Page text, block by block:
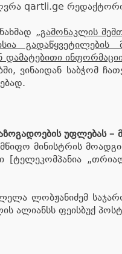
qartli.ge რედაქტორი
„გამონაკლის
გადაწყვეტილების
ვინაიდან საბჭომ
უფლებას –
მინისტრის
[ტელეკომპანია
ლობჟანიძემ
ალიანსს ფეისბუქ